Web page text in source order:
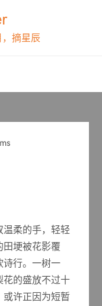
摘星辰
柔的手，轻轻
埂被花影覆
诗行。一树一
的盛放不过十
或许正因为短暂